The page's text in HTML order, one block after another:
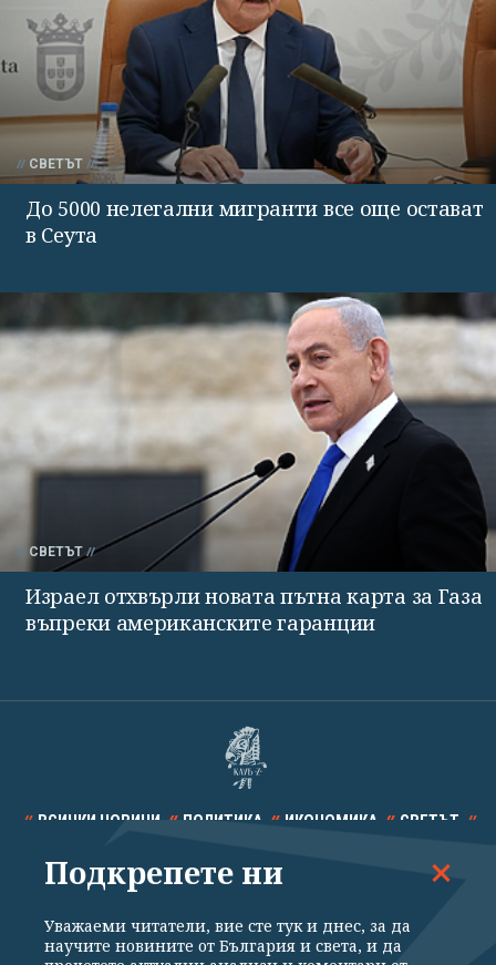
СВЕТЪТ
До 5000 нелегални мигранти все още остават
в Сеута
СВЕТЪТ
Израел отхвърли новата пътна карта за Газа
въпреки американските гаранции
ВСИЧКИ НОВИНИ ПОЛИТИКА ИКОНОМИКА СВЕТЪТ
СПОРТ КУЛТУРА ТЕХНОЛОГИИ КАЛЕЙДОСКОП
Подкрепете ни
Уважаеми читатели, вие сте тук и днес, за да
научите новините от България и света, и да